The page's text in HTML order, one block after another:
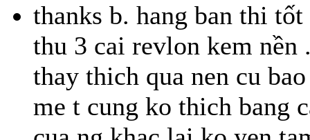
thanks b. hang ban thi
thu 3 cai revlon kem nền
thay thich qua nen cu
me t cung ko thich bang